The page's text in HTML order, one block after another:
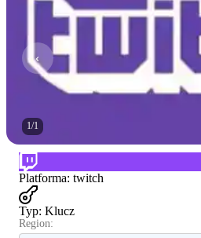
1/1
Platforma: twitch
Typ: Klucz
Region: